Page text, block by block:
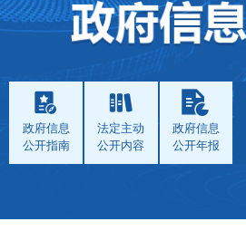
政府信息
公开指南
法定主动
公开内容
政府信息
公开年报